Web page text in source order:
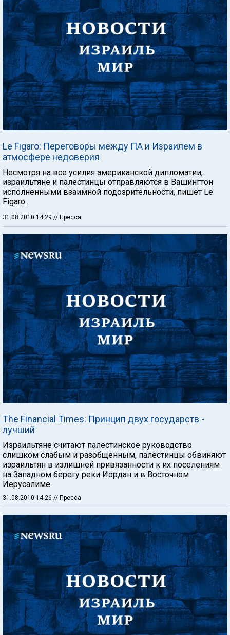
Le Figaro: Переговоры между ПA и Израилем в
атмосфере недоверия
Несмотря на все усилия американской дипломатии,
израильтяне и палестинцы отправляются в Вашингтон
исполненными взаимной подозрительности, пишет Le
Figaro.
31.08.2010 14:29 // Пресса
The Financial Times: Принцип двух государств -
лучший
Израильтяне считают палестинское руководство
слишком слабым и разобщенным, палестинцы обвиняют
израильтян в излишней привязанности к их поселениям
на Западном берегу реки Иордан и в Восточном
Иерусалиме.
31.08.2010 14:26 // Пресса